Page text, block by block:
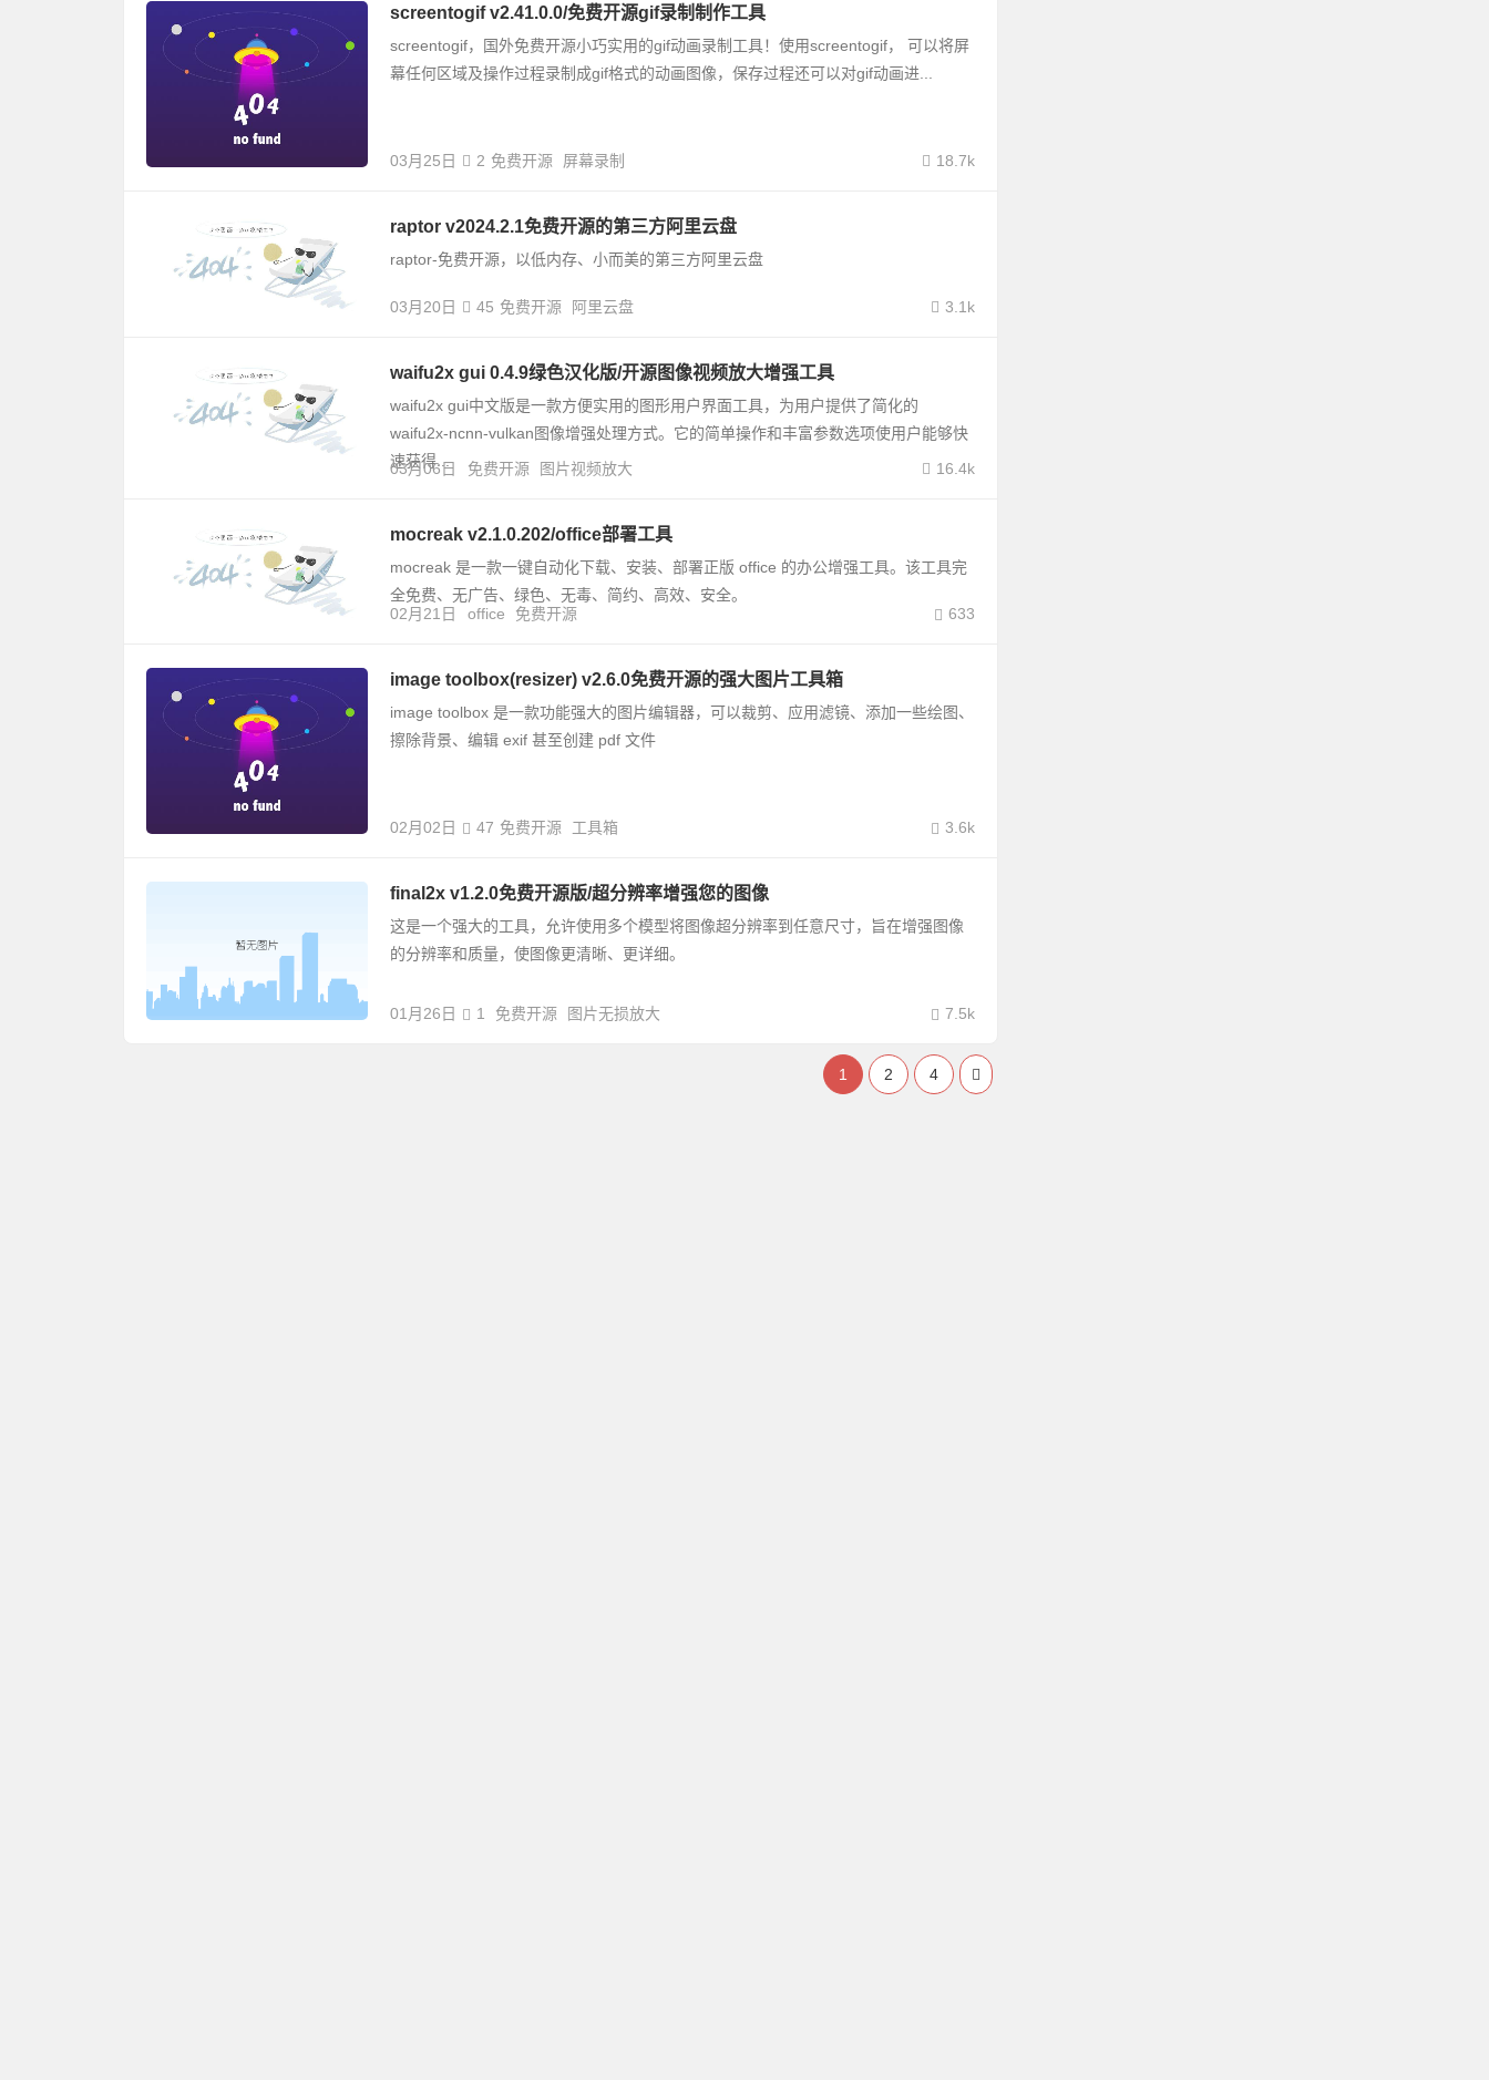
screentogif v2.41.0.0/免费开源gif录制制作工具
screentogif，国外免费开源小巧实用的gif动画录制工具！使用screentogif， 可以将屏
幕任何区域及操作过程录制成gif格式的动画图像，保存过程还可以对gif动画进...
03月25日 18.7k
2 免费开源 屏幕录制
raptor v2024.2.1免费开源的第三方阿里云盘
raptor-免费开源，以低内存、小而美的第三方阿里云盘
03月20日 3.1k
45 免费开源 阿里云盘
waifu2x gui 0.4.9绿色汉化版/开源图像视频放大增强工具
waifu2x gui中文版是一款方便实用的图形用户界面工具，为用户提供了简化的
waifu2x-ncnn-vulkan图像增强处理方式。它的简单操作和丰富参数选项使用户能够快
速获得...
03月06日 16.4k
免费开源 图片视频放大
mocreak v2.1.0.202/office部署工具
mocreak 是一款一键自动化下载、安装、部署正版 office 的办公增强工具。该工具完
全免费、无广告、绿色、无毒、简约、高效、安全。
02月21日
633
office 免费开源
image toolbox(resizer) v2.6.0免费开源的强大图片工具箱
image toolbox 是一款功能强大的图片编辑器，可以裁剪、应用滤镜、添加一些绘图、
擦除背景、编辑 exif 甚至创建 pdf 文件
02月02日 3.6k
47 免费开源 工具箱
final2x v1.2.0免费开源版/超分辨率增强您的图像
这是一个强大的工具，允许使用多个模型将图像超分辨率到任意尺寸，旨在增强图像
的分辨率和质量，使图像更清晰、更详细。
01月26日 7.5k
1 免费开源 图片无损放大
1 2 4